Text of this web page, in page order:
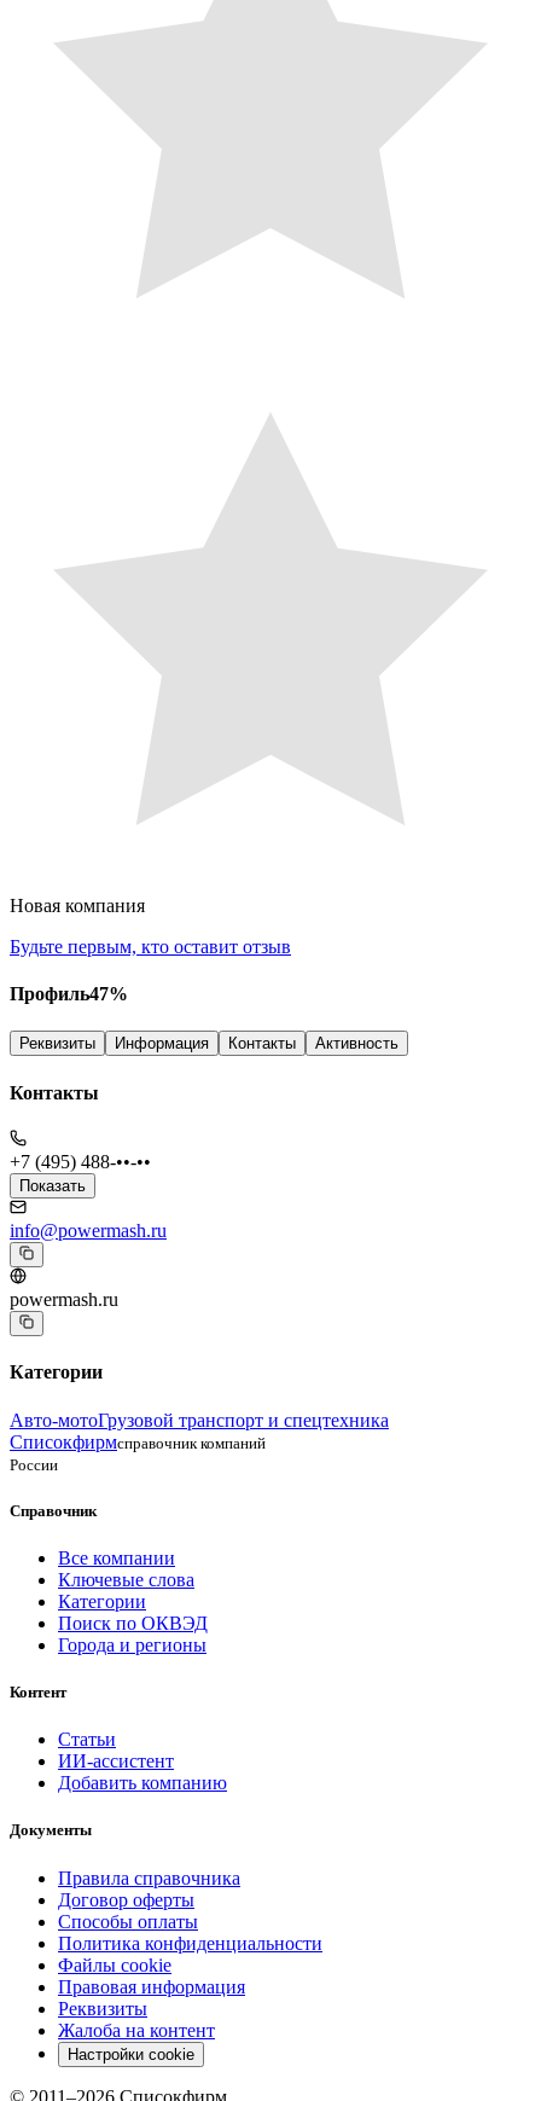
Новая компания
Будьте первым, кто оставит отзыв
Профиль47%
Реквизиты Информация Контакты Активность
Контакты
+7 (495) 488-••-••
Показать
info@powermash.ru
powermash.ru
Категории
Авто-мотоГрузовой транспорт и спецтехника
Списокфирмсправочник компаний
России
Справочник
Все компании
Ключевые слова
Категории
Поиск по ОКВЭД
Города и регионы
Контент
Статьи
ИИ-ассистент
Добавить компанию
Документы
Правила справочника
Договор оферты
Способы оплаты
Политика конфиденциальности
Файлы cookie
Правовая информация
Реквизиты
Жалоба на контент
Настройки cookie
© 2011–2026 Списокфирм